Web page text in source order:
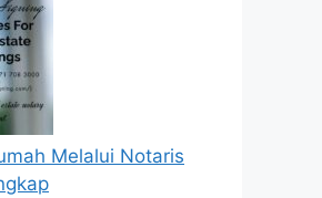
Melalui Notaris